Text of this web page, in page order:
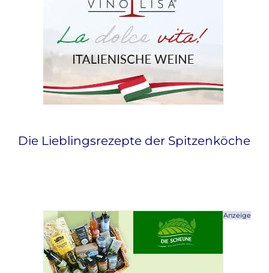
Die Lieblingsrezepte der Spitzenköche
Anzeige